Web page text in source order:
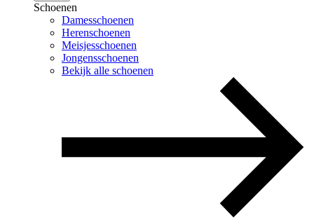
Schoenen
Damesschoenen
Herenschoenen
Meisjesschoenen
Jongensschoenen
Bekijk alle schoenen